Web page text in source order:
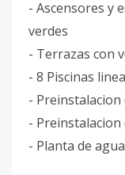
- Ascensores y
verdes
- Terrazas con
- 8 Piscinas
- Preinstalacion
- Preinstalacion
- Planta de